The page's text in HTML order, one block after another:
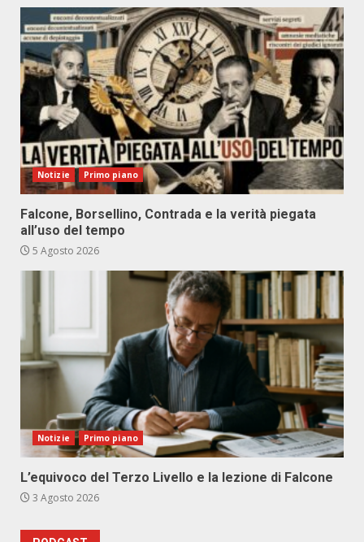
Notizie Primo piano
Falcone, Borsellino, Contrada e la verità piegata
all’uso del tempo
5 Agosto 2026
Notizie Primo piano
L’equivoco del Terzo Livello e la lezione di Falcone
3 Agosto 2026